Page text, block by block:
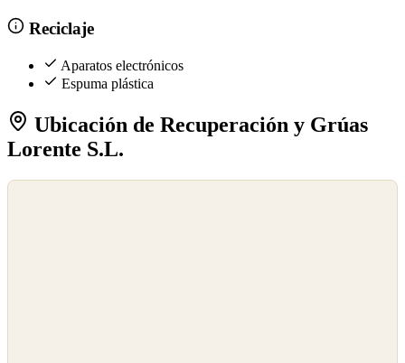
Reciclaje
Aparatos electrónicos
Espuma plástica
Ubicación de Recuperación y Grúas
Lorente S.L.